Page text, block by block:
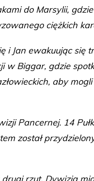
do Marsylii,
ciężkich
i Jan ewakuując się
w Biggar, gdzie
aby
Pancernej. 14
został